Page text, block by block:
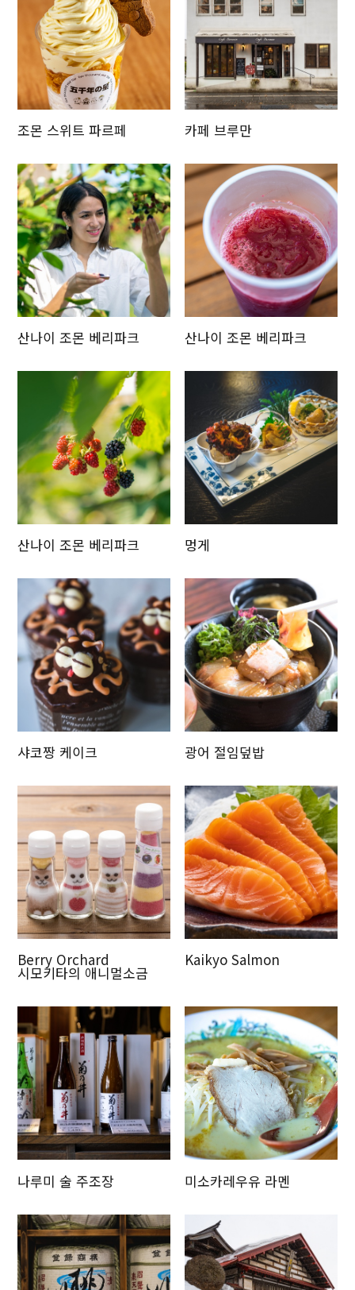
조몬 스위트 파르페 카페 브루만
산나이 조몬 베리파크 산나이 조몬 베리파크
산나이 조몬 베리파크 멍게
샤코짱 케이크 광어 절임덮밥
Berry Orchard
시모키타의 애니멀소금
Kaikyo Salmon
나루미 술 주조장 미소카레우유 라멘
Twitter에 공유
Facebook에 공유
링크 복사